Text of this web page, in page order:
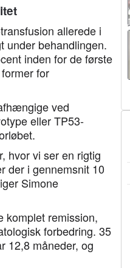
allerede i
under behandlingen.
inden for de første
for
ved
eller TP53-
hvor vi ser en rigtig
der i gennemsnit 10
Simone
komplet remission,
forbedring. 35
12,8 måneder, og